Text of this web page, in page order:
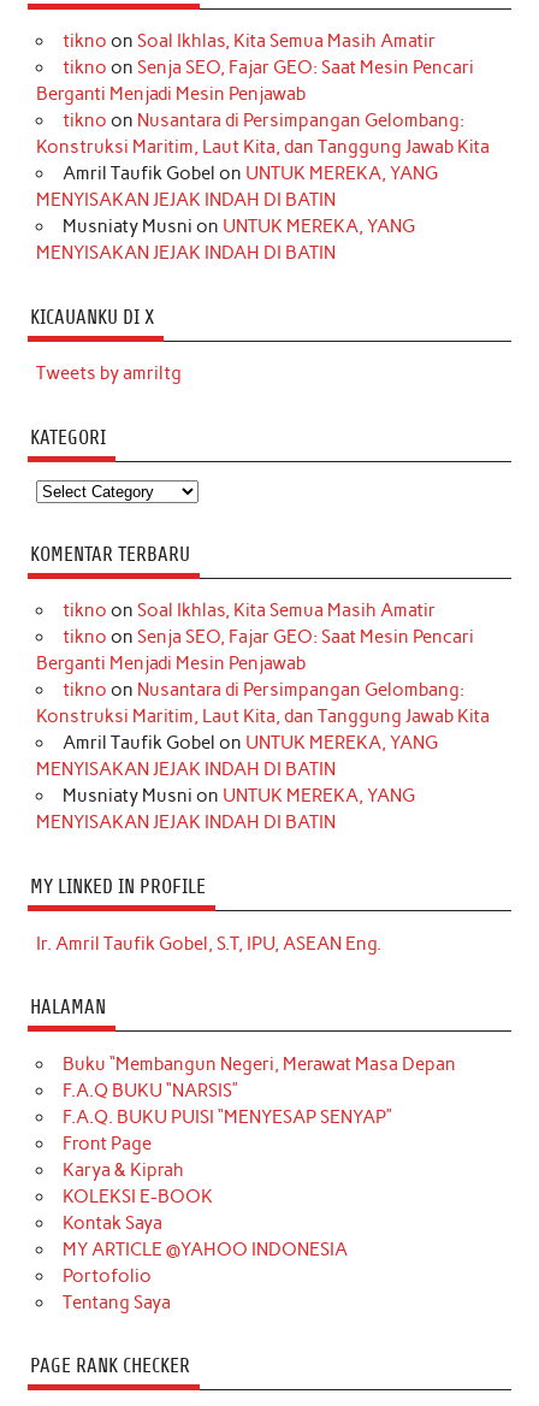
tikno on Soal Ikhlas, Kita Semua Masih Amatir
tikno on Senja SEO, Fajar GEO: Saat Mesin Pencari
Berganti Menjadi Mesin Penjawab
tikno on Nusantara di Persimpangan Gelombang:
Konstruksi Maritim, Laut Kita, dan Tanggung Jawab Kita
Amril Taufik Gobel on UNTUK MEREKA, YANG
MENYISAKAN JEJAK INDAH DI BATIN
Musniaty Musni on UNTUK MEREKA, YANG
MENYISAKAN JEJAK INDAH DI BATIN
KICAUANKU DI X
Tweets by amriltg
KATEGORI
Kategori
KOMENTAR TERBARU
tikno on Soal Ikhlas, Kita Semua Masih Amatir
tikno on Senja SEO, Fajar GEO: Saat Mesin Pencari
Berganti Menjadi Mesin Penjawab
tikno on Nusantara di Persimpangan Gelombang:
Konstruksi Maritim, Laut Kita, dan Tanggung Jawab Kita
Amril Taufik Gobel on UNTUK MEREKA, YANG
MENYISAKAN JEJAK INDAH DI BATIN
Musniaty Musni on UNTUK MEREKA, YANG
MENYISAKAN JEJAK INDAH DI BATIN
MY LINKED IN PROFILE
Ir. Amril Taufik Gobel, S.T, IPU, ASEAN Eng.
HALAMAN
Buku “Membangun Negeri, Merawat Masa Depan
F.A.Q BUKU “NARSIS”
F.A.Q. BUKU PUISI “MENYESAP SENYAP”
Front Page
Karya & Kiprah
KOLEKSI E-BOOK
Kontak Saya
MY ARTICLE @YAHOO INDONESIA
Portofolio
Tentang Saya
PAGE RANK CHECKER